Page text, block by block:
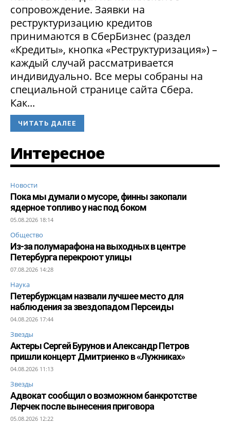
сопровождение. Заявки на
реструктуризацию кредитов
принимаются в СберБизнес (раздел
«Кредиты», кнопка «Реструктуризация») –
каждый случай рассматривается
индивидуально. Все меры собраны на
специальной странице сайта Сбера.
Как...
ЧИТАТЬ ДАЛЕЕ
Интересное
Новости
Пока мы думали о мусоре, финны закопали
ядерное топливо у нас под боком
05.08.2026 18:14
Общество
Из-за полумарафона на выходных в центре
Петербурга перекроют улицы
07.08.2026 14:28
Наука
Петербуржцам назвали лучшее место для
наблюдения за звездопадом Персеиды
04.08.2026 17:44
Звезды
Актеры Сергей Бурунов и Александр Петров
пришли концерт Дмитриенко в «Лужниках»
04.08.2026 11:13
Звезды
Адвокат сообщил о возможном банкротстве
Лерчек после вынесения приговора
05.08.2026 12:22